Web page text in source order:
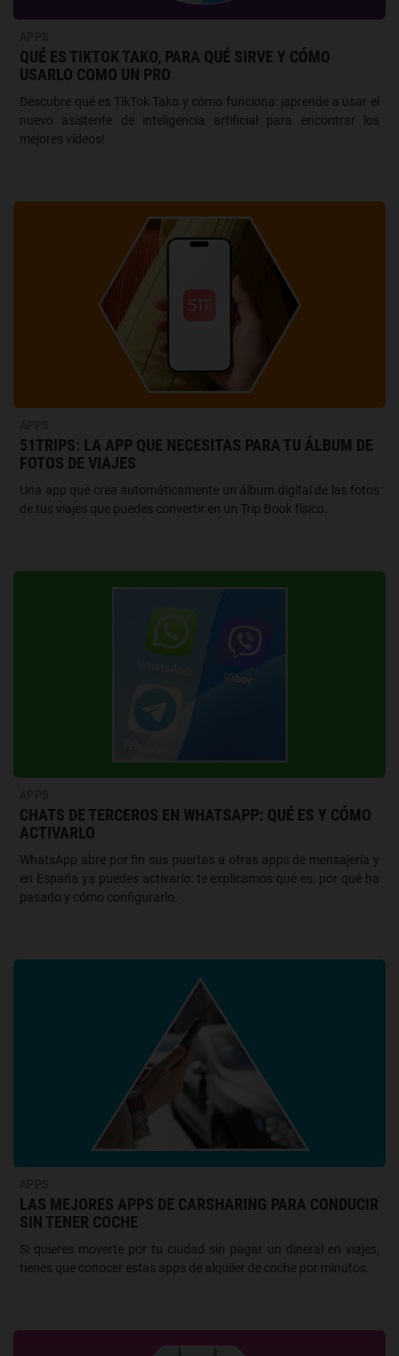
QUÉ ES TIKTOK TAKO, PARA QUÉ SIRVE Y CÓMO
USARLO COMO UN PRO
Descubre qué es TikTok Tako y cómo funciona: ¡aprende a usar el
nuevo asistente de inteligencia artificial para encontrar los
mejores vídeos!
51TRIPS: LA APP QUE NECESITAS PARA TU ÁLBUM DE
FOTOS DE VIAJES
Una app que crea automáticamente un álbum digital de las fotos
de tus viajes que puedes convertir en un Trip Book físico.
CHATS DE TERCEROS EN WHATSAPP: QUÉ ES Y CÓMO
ACTIVARLO
WhatsApp abre por fin sus puertas a otras apps de mensajería y
en España ya puedes activarlo: te explicamos qué es, por qué ha
pasado y cómo configurarlo.
LAS MEJORES APPS DE CARSHARING PARA CONDUCIR
SIN TENER COCHE
Si quieres moverte por tu ciudad sin pagar un dineral en viajes,
tienes que conocer estas apps de alquiler de coche por minutos.